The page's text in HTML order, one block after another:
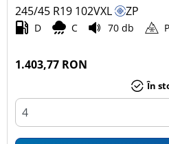
245/45 R19 102VXL ZP
D C 70 db
1.403,77 RON
În